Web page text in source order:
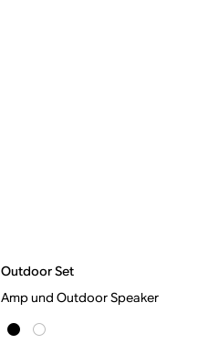
Outdoor Set
Amp und Outdoor Speaker